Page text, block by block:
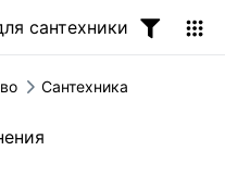
сантехники
Сантехника